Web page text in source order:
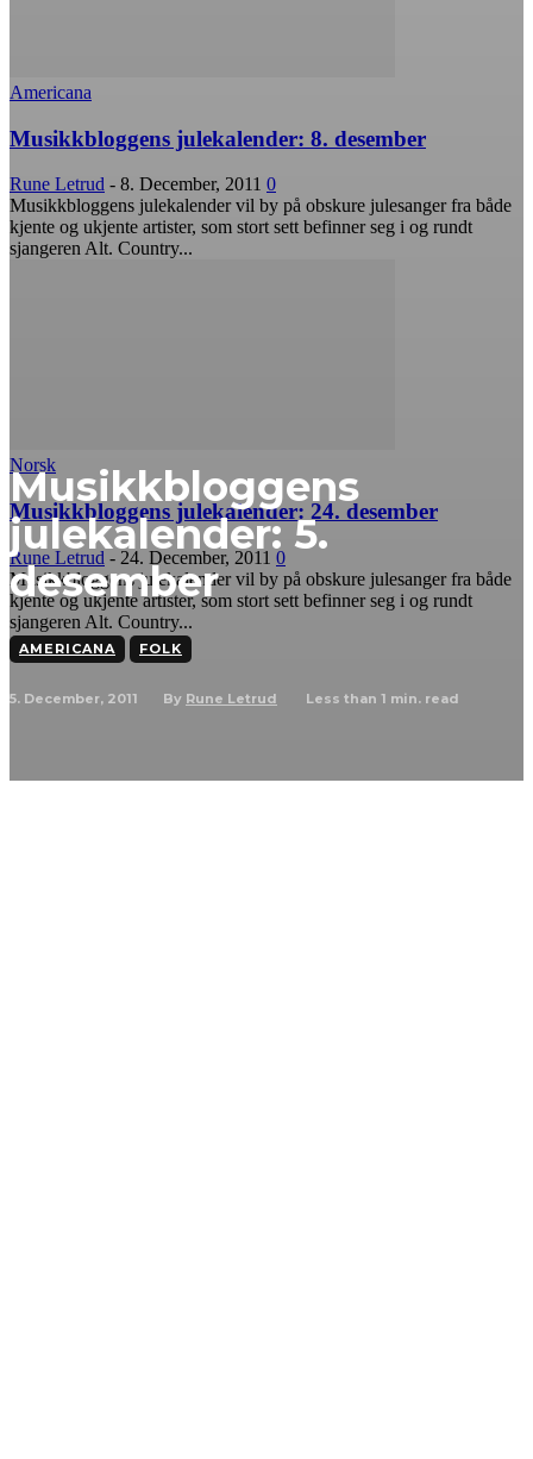
Musikkbloggens
julekalender: 5.
desember
AMERICANA FOLK
5. December, 2011 By Rune Letrud Less than 1 min. read
Americana
Musikkbloggens julekalender: 8. desember
Rune Letrud - 8. December, 2011 0
Musikkbloggens julekalender vil by på obskure julesanger fra både
kjente og ukjente artister, som stort sett befinner seg i og rundt
sjangeren Alt. Country...
Norsk
Musikkbloggens julekalender: 24. desember
Rune Letrud - 24. December, 2011 0
Musikkbloggens julekalender vil by på obskure julesanger fra både
kjente og ukjente artister, som stort sett befinner seg i og rundt
sjangeren Alt. Country...